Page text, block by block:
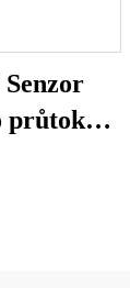
Senzor
průtoku